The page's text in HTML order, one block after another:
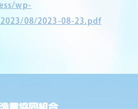
wp-
08/2023-08-23.pdf